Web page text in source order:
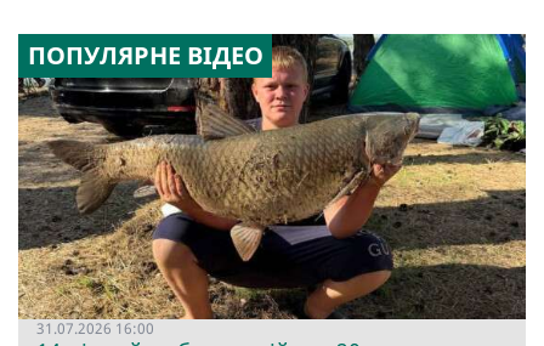
ПОПУЛЯРНЕ ВІДЕО
31.07.2026 16:00